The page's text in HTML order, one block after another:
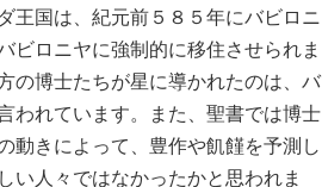
王国は、紀元前５８５年にバビロニ
ビロニヤに強制的に移住させられま
の博士たちが星に導かれたのは、バ
われています。また、聖書では博士
動きによって、豊作や飢饉を予測し
い人々ではなかったかと思われま